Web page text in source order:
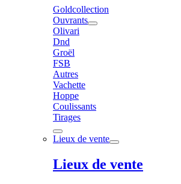
Goldcollection
Ouvrants
Olivari
Dnd
Groël
FSB
Autres
Vachette
Hoppe
Coulissants
Tirages
Lieux de vente
Lieux de vente